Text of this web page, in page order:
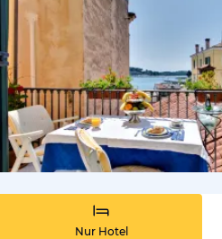
Nur Hotel